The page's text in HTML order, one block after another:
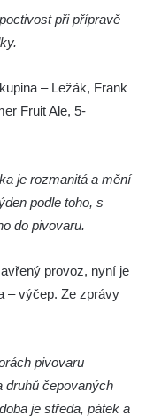
při přípravě
– Ležák, Frank
Fruit Ale, 5-
je rozmanitá a mění
podle toho, s
do pivovaru.
provoz, nyní je
– výčep. Ze zprávy
pivovaru
druhů čepovaných
je středa, pátek a